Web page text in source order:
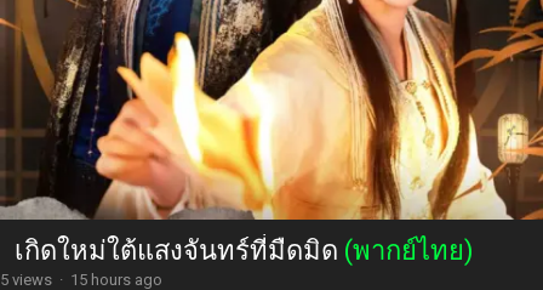
เกิดใหม่ใต้แสงจันทร์ที่มืดมิด (พากย์ไทย)
5 views · 15 hours ago